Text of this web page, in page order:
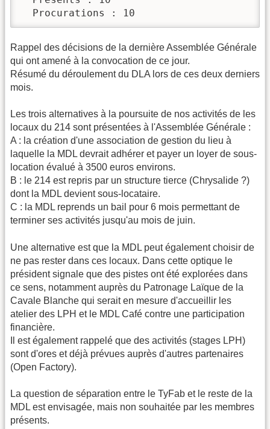
  Procurations : 10
Rappel des décisions de la dernière Assemblée Générale
qui ont amené à la convocation de ce jour.
Résumé du déroulement du DLA lors de ces deux derniers
mois.
Les trois alternatives à la poursuite de nos activités de les
locaux du 214 sont présentées à l'Assemblée Générale :
A : la création d'une association de gestion du lieu à
laquelle la MDL devrait adhérer et payer un loyer de sous-
location évalué à 3500 euros environs.
B : le 214 est repris par un structure tierce (Chrysalide ?)
dont la MDL devient sous-locataire.
C : la MDL reprends un bail pour 6 mois permettant de
terminer ses activités jusqu'au mois de juin.
Une alternative est que la MDL peut également choisir de
ne pas rester dans ces locaux. Dans cette optique le
président signale que des pistes ont été explorées dans
ce sens, notamment auprès du Patronage Laïque de la
Cavale Blanche qui serait en mesure d'accueillir les
atelier des LPH et le MDL Café contre une participation
financière.
Il est également rappelé que des activités (stages LPH)
sont d'ores et déjà prévues auprès d'autres partenaires
(Open Factory).
La question de séparation entre le TyFab et le reste de la
MDL est envisagée, mais non souhaitée par les membres
présents.